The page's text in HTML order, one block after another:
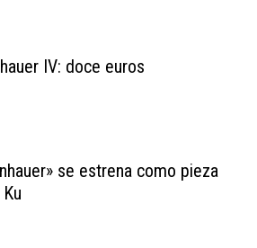
IV: doce euros
se estrena como pieza